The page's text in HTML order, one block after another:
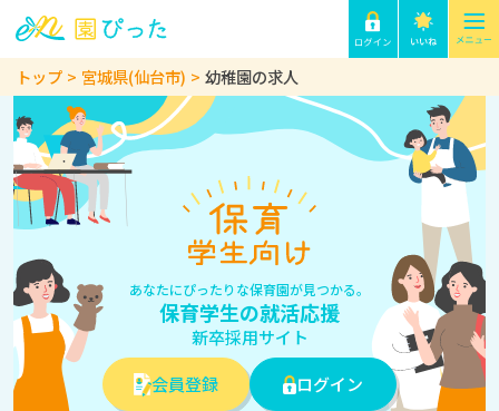
トップ 宮城県(仙台市) 幼稚園の求人
あなたにぴったりな保育園が見つかる。
保育学生の就活応援
新卒採用サイト
会員登録
ログイン